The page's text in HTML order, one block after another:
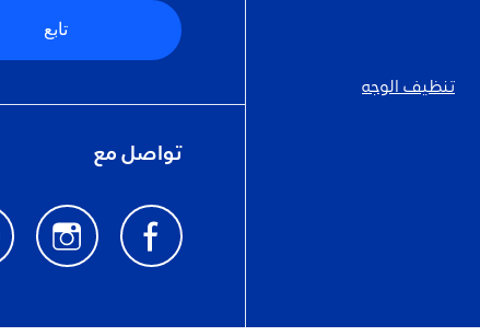
تنظيف الوجه
تابع
تواصل مع